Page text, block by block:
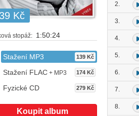
Kč
stopáž: 1:50:24
Stažení MP3 139 Kč
Stažení FLAC + MP3 174 Kč
Fyzické CD 279 Kč
Koupit album
2.
3.
4.
5.
6.
7.
8.